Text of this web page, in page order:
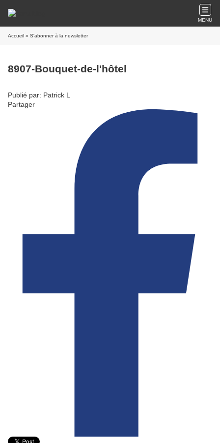
MENU
Accueil » S'abonner à la newsletter
8907-Bouquet-de-l'hôtel
Publié par: Patrick L
Partager